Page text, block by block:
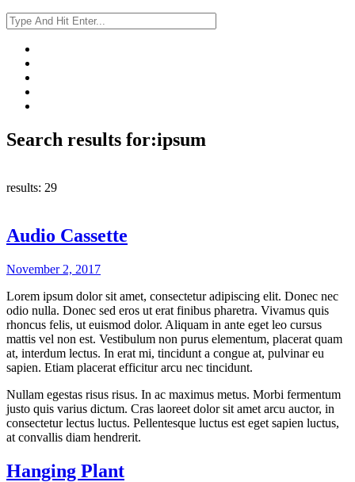
Search results for:ipsum
results: 29
Audio Cassette
November 2, 2017
Lorem ipsum dolor sit amet, consectetur adipiscing elit. Donec nec
odio nulla. Donec sed eros ut erat finibus pharetra. Vivamus quis
rhoncus felis, ut euismod dolor. Aliquam in ante eget leo cursus
mattis vel non est. Vestibulum non purus elementum, placerat quam
at, interdum lectus. In erat mi, tincidunt a congue at, pulvinar eu
sapien. Etiam placerat efficitur arcu nec tincidunt.
Nullam egestas risus risus. In ac maximus metus. Morbi fermentum
justo quis varius dictum. Cras laoreet dolor sit amet arcu auctor, in
consectetur lectus luctus. Pellentesque luctus est eget sapien luctus,
at convallis diam hendrerit.
Hanging Plant